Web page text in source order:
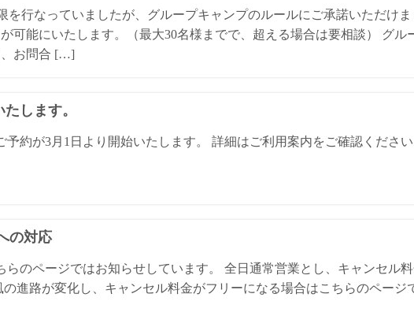
を行なっていましたが、グループキャンプのルールにご承諾いただけま
可能にいたします。（最大30名様までで、超える場合は要相談） グル
、お問合 […]
します。
予約が3月1日より開始いたします。 詳細はご利用案内をご確認ください
の対応
らのページではお知らせしています。 全日通常営業とし、キャンセル
進路が変化し、キャンセル料金がフリーになる場合はこちらのページ